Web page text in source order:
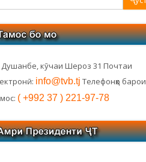
кӯчаи Шероз 31 Почтаи
info@tvb.tj Телефонҳо барои
( +992 37 ) 221-97-78